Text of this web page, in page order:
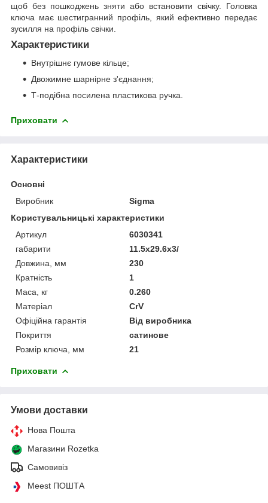
щоб без пошкоджень зняти або встановити свічку. Головка
ключа має шестигранний профіль, який ефективно передає
зусилля на профіль свічки.
Характеристики
Внутрішнє гумове кільце;
Двожимне шарнірне з'єднання;
Т-подібна посилена пластикова ручка.
Приховати
Характеристики
Основні
Виробник
Sigma
Користувальницькі характеристики
Артикул
6030341
габарити
11.5x29.6x3/
Довжина, мм
230
Кратність
1
Маса, кг
0.260
Матеріал
CrV
Офіційна гарантія
Від виробника
Покриття
сатинове
Розмір ключа, мм
21
Приховати
Умови доставки
Нова Пошта
Магазини Rozetka
Самовивіз
Meest ПОШТА